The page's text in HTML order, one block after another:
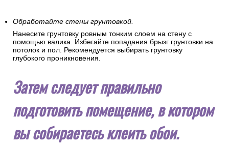
Обработайте стены грунтовкой.
Нанесите грунтовку ровным тонким слоем на стену с
помощью валика. Избегайте попадания брызг грунтовки на
потолок и пол. Рекомендуется выбирать грунтовку
глубокого проникновения.
Затем следует правильно
подготовить помещение, в котором
вы собираетесь клеить обои.